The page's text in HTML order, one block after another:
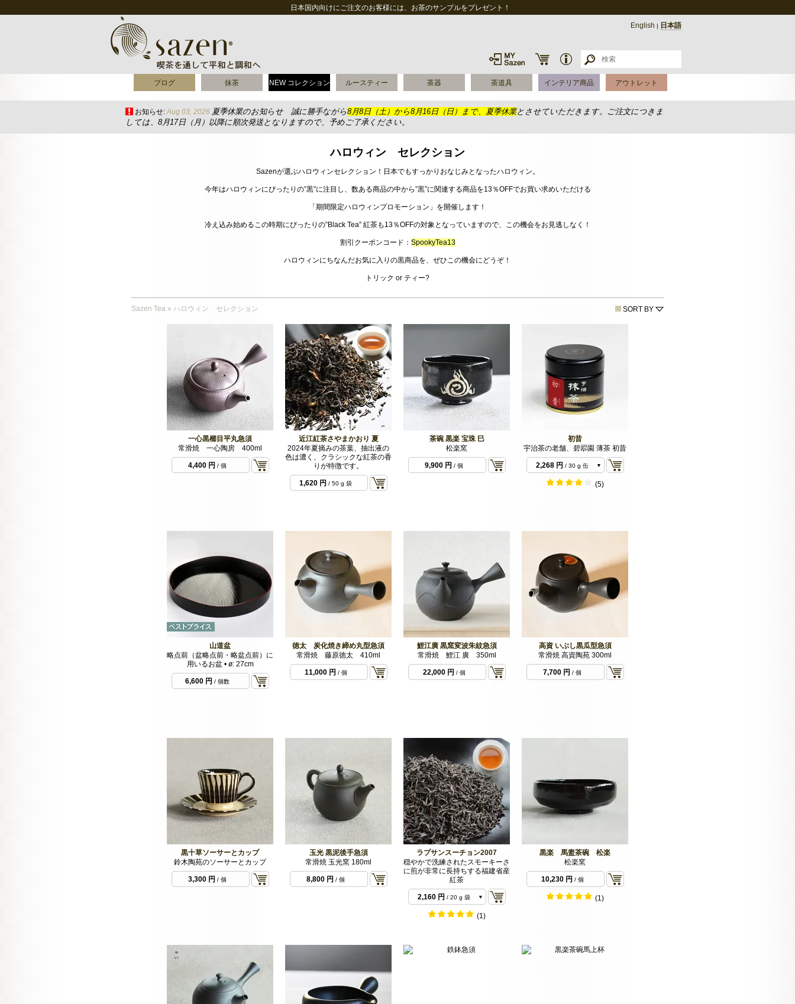
日本国内向けにご注文のお客様には、お茶のサンプルをプレゼント！
English | 日本語
ブログ 抹茶 NEW コレクション ルースティー 茶器 茶道具 インテリア商品 アウトレット
お知らせ: Aug 03, 2026 夏季休業のお知らせ 誠に勝手ながら8月8日（土）から8月16日（日）まで、夏季休業とさせていただきます。ご注文につきま
しては、8月17日（月）以降に順次発送となりますので、予めご了承ください。
ハロウィン セレクション
Sazenが選ぶハロウィンセレクション！日本でもすっかりおなじみとなったハロウィン。
今年はハロウィンにぴったりの”黒”に注目し、数ある商品の中から”黒”に関連する商品を13％OFFでお買い求めいただける
「期間限定ハロウィンプロモーション」を開催します！
冷え込み始めるこの時期にぴったりの”Black Tea” 紅茶も13％OFFの対象となっていますので、この機会をお見逃しなく！
割引クーポンコード： SpookyTea13
ハロウィンにちなんだお気に入りの黒商品を、ぜひこの機会にどうぞ！
トリック or ティー?
Sazen Tea » ハロウィン セレクション SORT BY
一心黒櫛目平丸急須
常滑焼 一心陶房 400ml
4,400 円 / 個
近江紅茶さやまかおり 夏
2024年夏摘みの茶葉、抽出液の
色は濃く、クラシックな紅茶の香
りが特徴です。
1,620 円 / 50 g 袋
茶碗 黒楽 宝珠 巳
松楽窯
9,900 円 / 個
初昔
宇治茶の老舗、碧翆園 薄茶 初昔
2,052 円/ 30 g 袋
2,268 円 / 30 g 缶
6,372 円/ 100 g 袋
30,888 円/ 500 g
バルク
61,236 円
/ 1 kg バ
ルク
(5)
山道盆
略点前（盆略点前・略盆点前）に
用いるお盆 • ø: 27cm
6,600 円 / 個数
徳太 炭化焼き締め丸型急須
常滑焼 藤原徳太 410ml
11,000 円 / 個
鯉江廣 黒窯変波朱紋急須
常滑焼 鯉江 廣 350ml
22,000 円 / 個
高資 いぶし黒瓜型急須
常滑焼 高資陶苑 300ml
7,700 円 / 個
黒十草ソーサーとカップ
鈴木陶苑のソーサーとカップ
3,300 円 / 個
玉光 黒泥後手急須
常滑焼 玉光窯 180ml
8,800 円 / 個
ラプサンスーチョン2007
穏やかで洗練されたスモーキーさ
に煎が非常に長持ちする福建省産
紅茶
/ 10 g 袋
2,160 円 / 20 g 袋
(1)
黒楽 馬盥茶碗 松楽
松楽窯
10,230 円 / 個
(1)